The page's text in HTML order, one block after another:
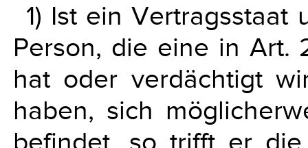
1) Ist ein Vertragsstaat
Person, die eine in Art.
hat oder verdächtigt
haben, sich